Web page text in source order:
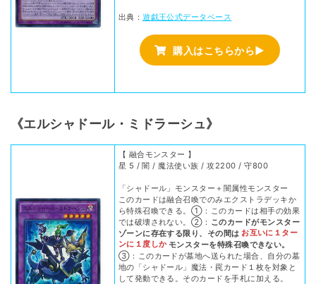
出典：遊戯王公式データベース
購入はこちらから▶
《エルシャドール・ミドラーシュ》
【 融合モンスター 】
星 5 / 闇 / 魔法使い族 / 攻2200 / 守800
「シャドール」モンスター＋闇属性モンスター
このカードは融合召喚でのみエクストラデッキか
ら特殊召喚できる。①：このカードは相手の効果
では破壊されない。②： このカードがモンスター
ゾーンに存在する限り、その間は お互いに１ター
ンに１度しかモンスターを特殊召喚できない。
③：このカードが墓地へ送られた場合、自分の墓
地の「シャドール」魔法・罠カード１枚を対象と
して発動できる。そのカードを手札に加える。